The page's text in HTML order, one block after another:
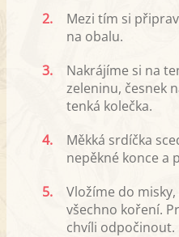
2.
Mezi tím si
na obalu.
3.
Nakrájíme si na
zeleninu, česnek
tenká kolečka.
4.
Měkká srdíčka
nepěkné konce a
5.
Vložíme do
všechno koření.
chvíli odpočinout.